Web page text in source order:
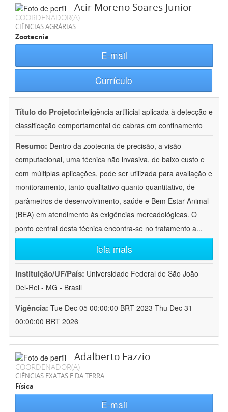
Acir Moreno Soares Junior
COORDENADOR(A)
CIÊNCIAS AGRÁRIAS
Zootecnia
E-mail
Currículo
Título do Projeto:inteligência artificial aplicada à detecção e
classificação comportamental de cabras em confinamento
Resumo: Dentro da zootecnia de precisão, a visão
computacional, uma técnica não invasiva, de baixo custo e
com múltiplas aplicações, pode ser utilizada para avaliação e
monitoramento, tanto qualitativo quanto quantitativo, de
parâmetros de desenvolvimento, saúde e Bem Estar Animal
(BEA) em atendimento às exigências mercadológicas. O
ponto central desta técnica encontra-se no tratamento a...
leia mais
Instituição/UF/País: Universidade Federal de São João
Del-Rei - MG - Brasil
Vigência: Tue Dec 05 00:00:00 BRT 2023-Thu Dec 31
00:00:00 BRT 2026
Adalberto Fazzio
COORDENADOR(A)
CIÊNCIAS EXATAS E DA TERRA
Física
E-mail